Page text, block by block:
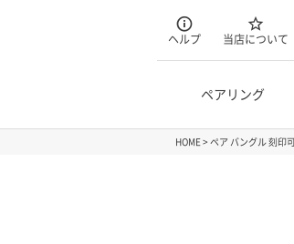
ヘルプ 当店について
ペアリング
HOME ペア バングル 刻印